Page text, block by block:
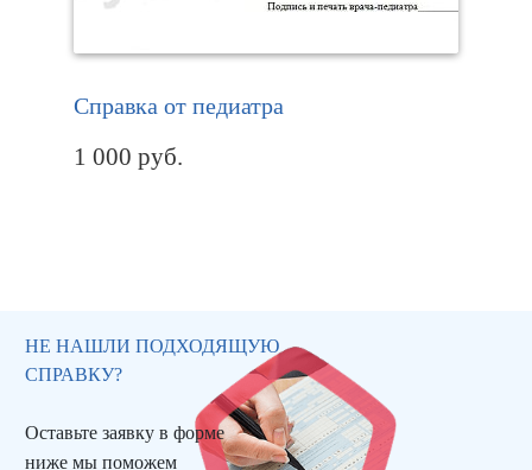
Справка от педиатра
1 000 руб.
НЕ НАШЛИ ПОДХОДЯЩУЮ
СПРАВКУ?
Оставьте заявку в форме
ниже мы поможем